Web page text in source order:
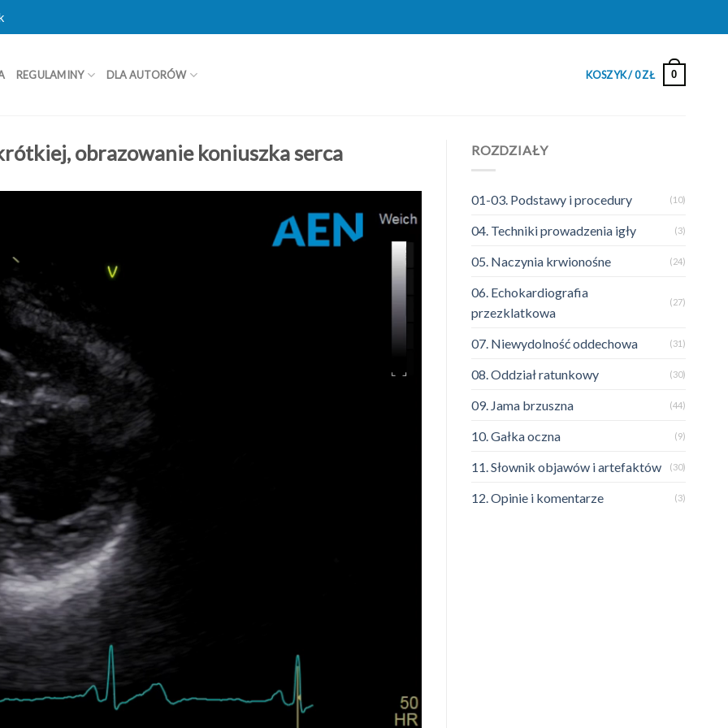
REGULAMINY DLA AUTORÓW KOSZYK /0ZŁ 0
obrazowanie koniuszka serca ROZDZIAŁY
01-03. Podstawy i procedury (10)
04. Techniki prowadzenia igły (3)
05. Naczynia krwionośne (24)
06. Echokardiografia
przezklatkowa
(27)
07. Niewydolność oddechowa (31)
08. Oddział ratunkowy (30)
09. Jama brzuszna (44)
10. Gałka oczna (9)
11. Słownik objawów i artefaktów (30)
12. Opinie i komentarze (3)